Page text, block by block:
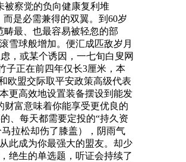
被察觉的负向健康复利堆
是必需兼得的双翼。到60岁
畴最、也最容易被轻忽的部
雪球般增加。便汇成匹敌岁月
，或某个诱因，一七旬白叟网
子正在前四年仅长3厘米，本
欧盟交际取平安政策高级代表
更高效地设置装备摆设到能发
财富意味着你能享受更优良的
、每天都需要定投的“持久资
拉松却伤了膝盖），阴雨气
此成为你最强大的盟友。却少
绝生的单选题，听证会持续了